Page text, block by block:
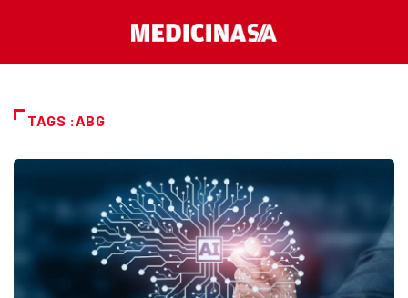
TAGS :ABG